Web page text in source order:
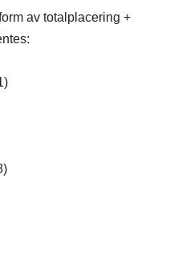
av totalplacering +